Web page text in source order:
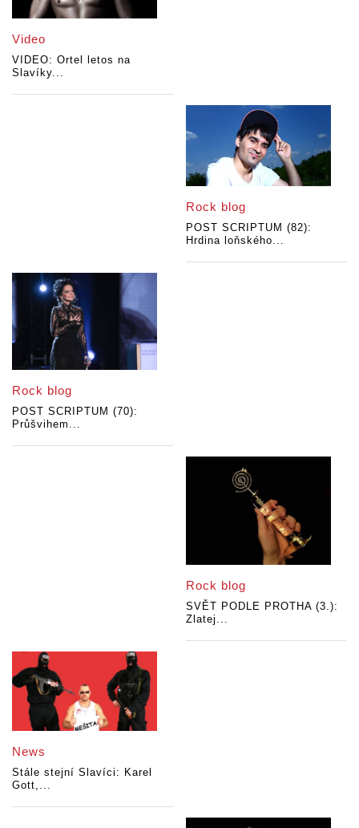
Video
VIDEO: Ortel letos na
Slavíky...
Rock blog
POST SCRIPTUM (82):
Hrdina loňského...
Rock blog
POST SCRIPTUM (70):
Průšvihem...
Rock blog
SVĚT PODLE PROTHA (3.):
Zlatej...
News
Stále stejní Slavíci: Karel
Gott,...